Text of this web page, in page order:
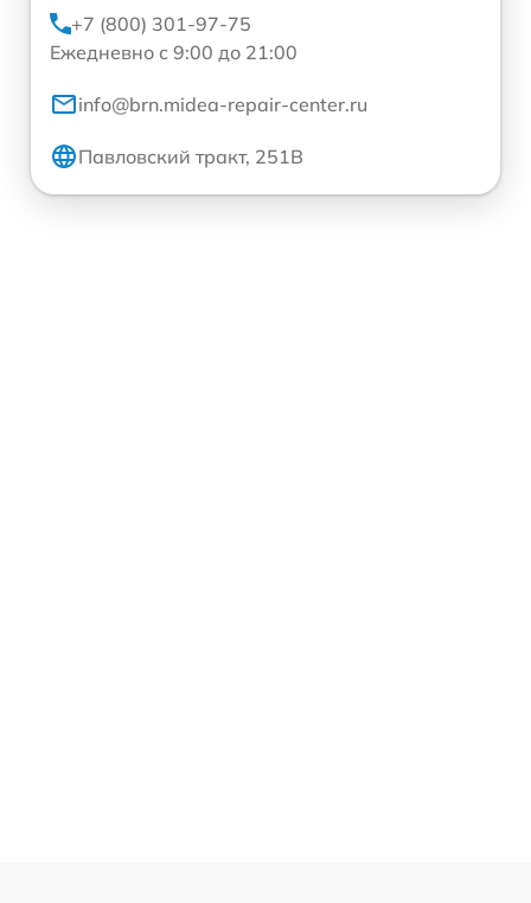
+7 (800) 301-97-75
Ежедневно с 9:00 до 21:00
info@brn.midea-repair-center.ru
Павловский тракт, 251В